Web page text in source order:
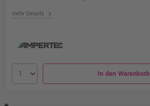
mehr Details chevron_right
In den Warenkorb